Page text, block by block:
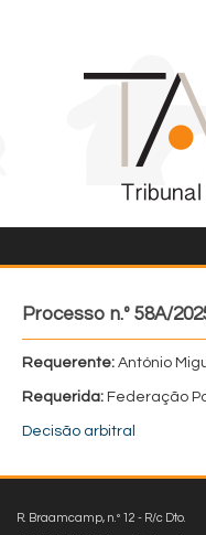
Processo n.º 58A/
Requerente: António
Requerida: Federação
Decisão arbitral
R. Braamcamp, n.º 12 - R/c Dto.